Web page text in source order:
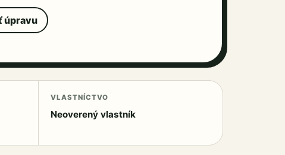
úpravu
VLASTNÍCTVO
Neoverený vlastník